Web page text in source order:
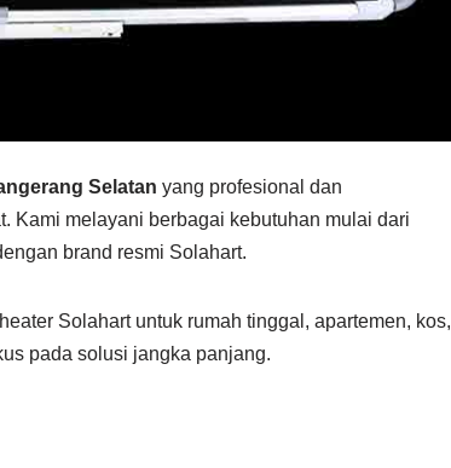
Selatan yang profesional dan
Kami melayani berbagai kebutuhan mulai dari
brand resmi Solahart.
Solahart untuk rumah tinggal, apartemen, kos,
pada solusi jangka panjang.